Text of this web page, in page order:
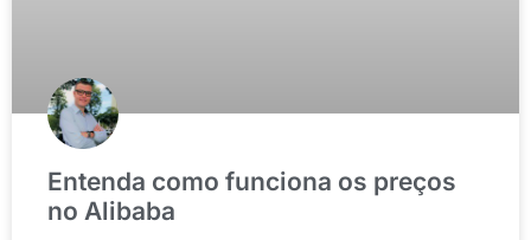
Entenda como funciona os preços
no Alibaba